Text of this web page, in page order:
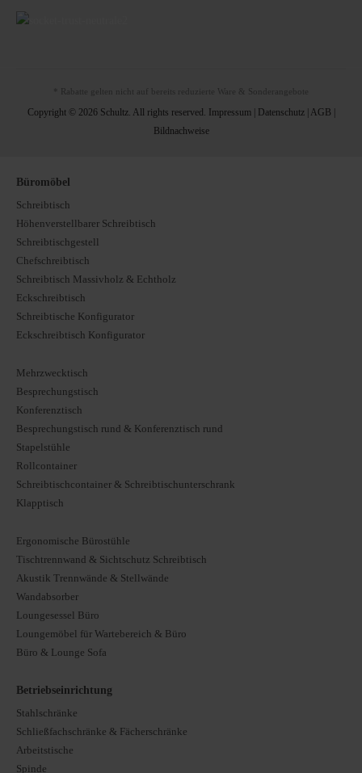
* Rabatte gelten nicht auf bereits reduzierte Ware & Sonderangebote
Copyright © 2026 Schultz. All rights reserved. Impressum| Datenschutz| AGB
Bildnachweise
Büromöbel
Schreibtisch
Höhenverstellbarer Schreibtisch
Schreibtischgestell
Chefschreibtisch
Schreibtisch Massivholz & Echtholz
Eckschreibtisch
Schreibtische Konfigurator
Eckschreibtisch Konfigurator
Mehrzwecktisch
Besprechungstisch
Konferenztisch
Besprechungstisch rund & Konferenztisch rund
Stapelstühle
Rollcontainer
Schreibtischcontainer & Schreibtischunterschrank
Klapptisch
Ergonomische Bürostühle
Tischtrennwand & Sichtschutz Schreibtisch
Akustik Trennwände & Stellwände
Wandabsorber
Loungesessel Büro
Loungemöbel für Wartebereich & Büro
Büro & Lounge Sofa
Betriebseinrichtung
Stahlschränke
Schließfachschränke & Fächerschränke
Arbeitstische
Spinde